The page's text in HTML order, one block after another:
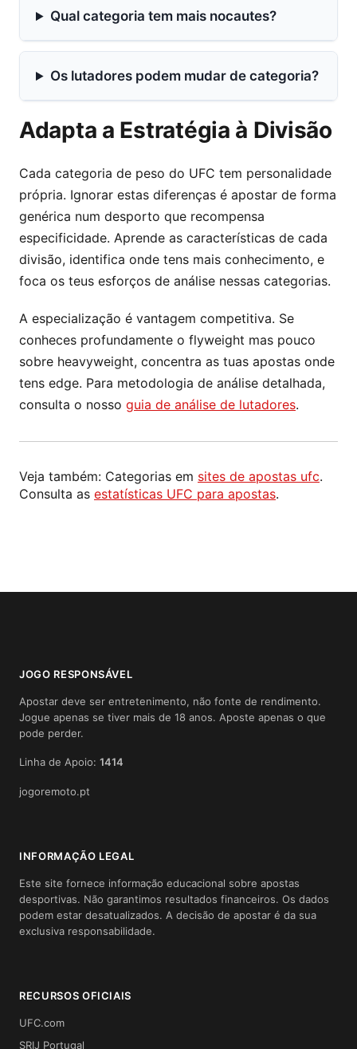
Qual categoria tem mais nocautes?
Os lutadores podem mudar de categoria?
Adapta a Estratégia à Divisão
Cada categoria de peso do UFC tem personalidade
própria. Ignorar estas diferenças é apostar de forma
genérica num desporto que recompensa
especificidade. Aprende as características de cada
divisão, identifica onde tens mais conhecimento, e
foca os teus esforços de análise nessas categorias.
A especialização é vantagem competitiva. Se
conheces profundamente o flyweight mas pouco
sobre heavyweight, concentra as tuas apostas onde
tens edge. Para metodologia de análise detalhada,
consulta o nosso guia de análise de lutadores.
Veja também: Categorias em sites de apostas ufc.
Consulta as estatísticas UFC para apostas.
JOGO RESPONSÁVEL
Apostar deve ser entretenimento, não fonte de rendimento.
Jogue apenas se tiver mais de 18 anos. Aposte apenas o que
pode perder.
Linha de Apoio: 1414
jogoremoto.pt
INFORMAÇÃO LEGAL
Este site fornece informação educacional sobre apostas
desportivas. Não garantimos resultados financeiros. Os dados
podem estar desatualizados. A decisão de apostar é da sua
exclusiva responsabilidade.
RECURSOS OFICIAIS
UFC.com
SRIJ Portugal